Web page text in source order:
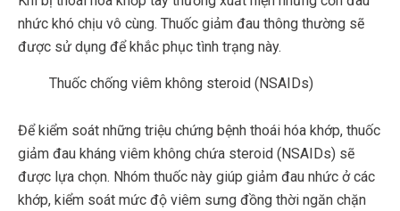
nhức khó chịu vô cùng. Thuốc giảm đau thông thường sẽ
được sử dụng để khắc phục tình trạng này.
Thuốc chống viêm không steroid (NSAIDs)
Để kiểm soát những triệu chứng bệnh thoái hóa khớp, thuốc
giảm đau kháng viêm không chứa steroid (NSAIDs) sẽ
được lựa chọn. Nhóm thuốc này giúp giảm đau nhức ở các
khớp, kiểm soát mức độ viêm sưng đồng thời ngăn chặn